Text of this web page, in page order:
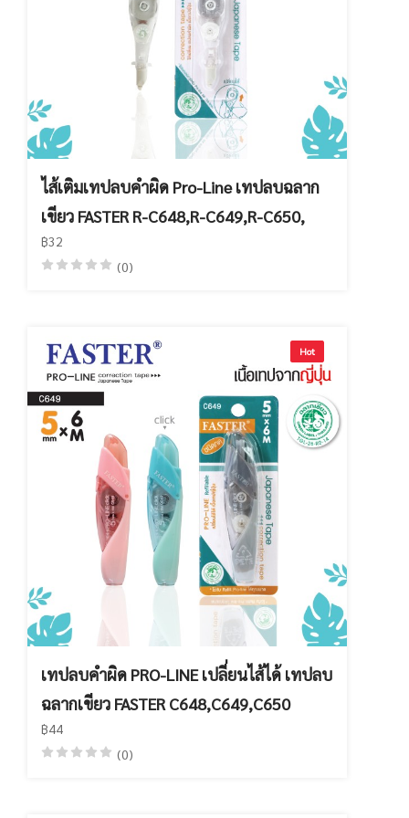
ไส้เติมเทปลบคำผิด Pro-Line เทปลบฉลาก
เขียว FASTER R-C648,R-C649,R-C650,
฿32
(0)
Hot
เทปลบคำผิด PRO-LINE เปลี่ยนไส้ได้ เทปลบ
ฉลากเขียว FASTER C648,C649,C650
฿44
(0)